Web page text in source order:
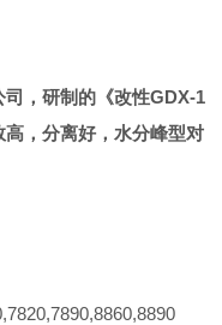
司，研制的《改性GDX-1
高，分离好，水分峰型对